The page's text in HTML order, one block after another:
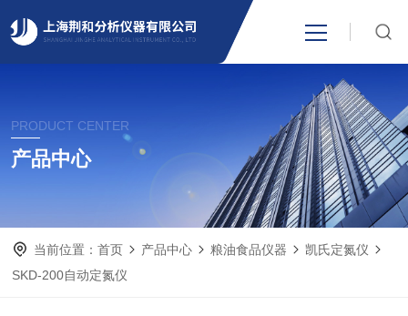
关于我们
新闻资讯
PRODUCT CENTER
产品中心
当前位置：首页 产品中心 粮油食品仪器
凯氏定氮仪
SKD-200自动定氮仪